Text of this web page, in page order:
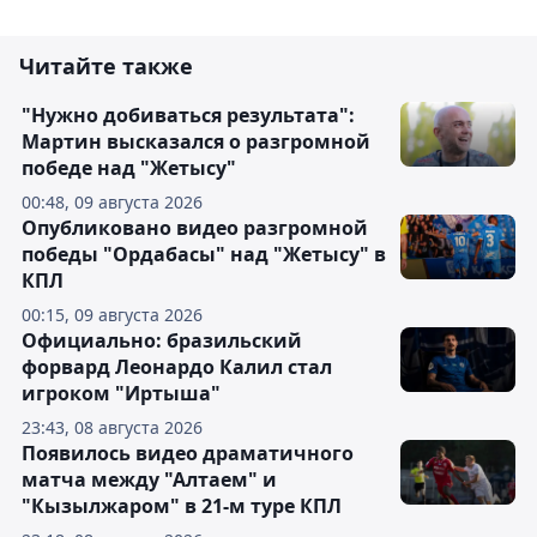
Читайте также
00:48, 09 августа 2026
"Нужно добиваться результата":
Мартин высказался о разгромной
победе над "Жетысу"
00:15, 09 августа 2026
Опубликовано видео разгромной
победы "Ордабасы" над "Жетысу" в
КПЛ
23:43, 08 августа 2026
Официально: бразильский
форвард Леонардо Калил стал
игроком "Иртыша"
Появилось видео драматичного
матча между "Алтаем" и
"Кызылжаром" в 21-м туре КПЛ